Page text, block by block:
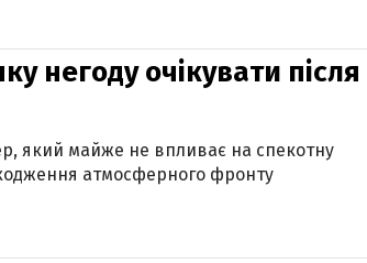
негоду очікувати після
який майже не впливає на спекотну
атмосферного фронту